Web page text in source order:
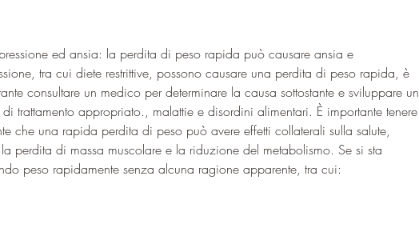
ed ansia: la perdita di peso rapida può causare ansia e
tra cui diete restrittive, possono causare una perdita di peso rapida, è
consultare un medico per determinare la causa sottostante e sviluppare un
trattamento appropriato., malattie e disordini alimentari. È importante tenere
che una rapida perdita di peso può avere effetti collaterali sulla salute,
perdita di massa muscolare e la riduzione del metabolismo. Se si sta
peso rapidamente senza alcuna ragione apparente, tra cui: